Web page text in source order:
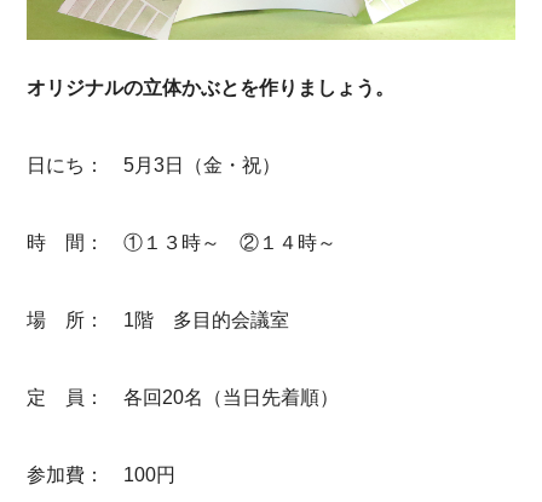
オリジナルの立体かぶとを作りましょう。
日にち： 5月3日（金・祝）
時 間： ①１３時～ ②１４時～
場 所： 1階 多目的会議室
定 員： 各回20名（当日先着順）
参加費： 100円